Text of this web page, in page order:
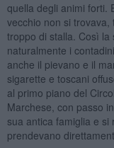
quella degli animi forti.
vecchio non si
troppo di stalla. Così la
naturalmente i
anche il pievano e il
sigarette e toscani
al primo piano del
Marchese, con passo
sua antica famiglia e
prendevano